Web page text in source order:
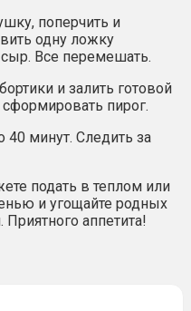
поперчить и
одну ложку
сыр. Все перемешать.
и залить готовой
пирог.
40 минут. Следить за
подать в теплом или
и угощайте родных
аппетита!